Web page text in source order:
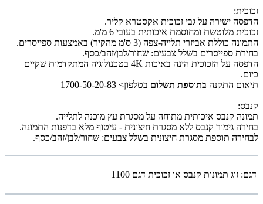
זכוכית:
הדפסה ישירה על גבי זכוכית אקסטרא קליר.
זכוכית מלוטשת ומחוסמת איכותית בעובי 6 מ'מ.
התמונה כוללת אביזרי תלייה-צפה (3 ס'מ מהקיר) באמצעות ספייסרים.
בחירת ספייסרים בשלל צבעים: שחור/לבן/זהב/כסף.
הדפסה על הזכוכית הינה באיכות 4K בטכנולוגיה המתקדמות שקיים
כיום.
תיאום התקנה בתוספת תשלום בטלפון> 1700-50-20-83
קנבס:
תמונה קנבס איכותית מתוחה על מסגרת עץ מוכנה לתלייה.
בחירה גימור קנבס ללא מסגרת חיצונית - עיטוף מלא בדפנות התמונה.
לבחירה תוספת מסגרת חיצונית בשלל צבעים: שחור/לבן/זהב/כסף.
דגם: זוג תמונות קנבס או זכוכית דגם 1100